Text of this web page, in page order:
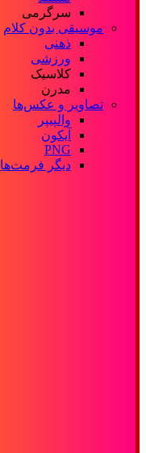
سرگرمی
موسیقی بدون کلام
ذهنی
ورزشی
کلاسیک
مدرن
تصاویر و عکس‌ها
والپیپر
آیکون
PNG
دیگر فرمت‌ها